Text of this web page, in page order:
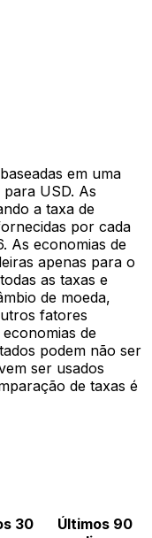
em uma
USD. As
a taxa de
por cada
As economias de
apenas para o
as taxas e
de moeda,
fatores
de
podem não ser
ser usados
de taxas é
30
Últimos 90